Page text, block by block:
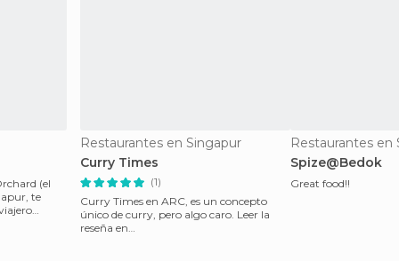
(el
te
Restaurantes en Singapur
Curry Times
(1)
Curry Times en ARC, es un concepto
único de curry, pero algo caro. Leer la
reseña en
Restaurantes en
Spize@Bedok
Great food!!